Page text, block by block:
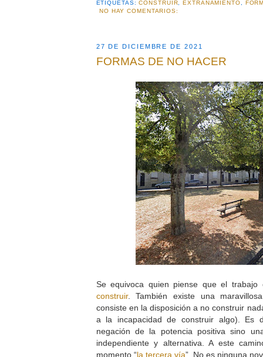
ETIQUETAS:CONSTRUIR ,EXTRAÑAMIENTO
NO HAY COMENTARIOS:
27 DE DICIEMBRE DE 2021
FORMAS DE NO HACER
Se equivoca quien piense que el trabajo
construir. También existe una
consiste en la disposición a no construir
a la incapacidad de construir algo). Es
negación de la potencia positiva sino
independiente y alternativa. A este
momento “la tercera vía”. No es ninguna